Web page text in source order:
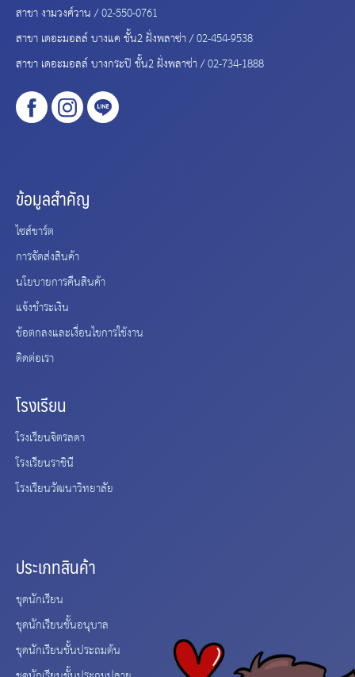
สาขา งามวงศ์วาน /02-550-0761
สาขา เดอะมอลล์ บางแค ชั้น2 ฝั่งพลาซ่า /02-454-9538
สาขา เดอะมอลล์ บางกระปิ ชั้น2 ฝั่งพลาซ่า /02-734-1888
ข้อมูลสำคัญ
ไซส์ชาร์ต
การจัดส่งสินค้า
นโยบายการคืนสินค้า
แจ้งชำระเงิน
ข้อตกลงและเงื่อนไขการใช้งาน
ติดต่อเรา
โรงเรียน
โรงเรียนจิตรลดา
โรงเรียนราชินี
โรงเรียนวัฒนาวิทยาลัย
ประเภทสินค้า
ชุดนักเรียน
ชุดนักเรียนชั้นอนุบาล
ชุดนักเรียนชั้นประถมต้น